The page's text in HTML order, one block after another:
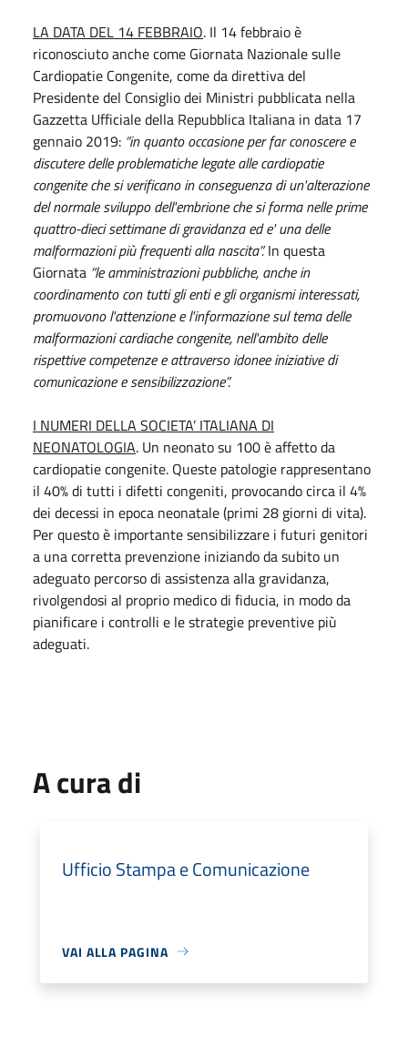
LA DATA DEL 14 FEBBRAIO. Il 14 febbraio è
riconosciuto anche come Giornata Nazionale sulle
Cardiopatie Congenite, come da direttiva del
Presidente del Consiglio dei Ministri pubblicata nella
Gazzetta Ufficiale della Repubblica Italiana in data 17
gennaio 2019: “in quanto occasione per far conoscere e
discutere delle problematiche legate alle cardiopatie
congenite che si verificano in conseguenza di un'alterazione
del normale sviluppo dell'embrione che si forma nelle prime
quattro-dieci settimane di gravidanza ed e' una delle
malformazioni più frequenti alla nascita”.In questa
Giornata “le amministrazioni pubbliche, anche in
coordinamento con tutti gli enti e gli organismi interessati,
promuovono l'attenzione e l'informazione sul tema delle
malformazioni cardiache congenite, nell'ambito delle
rispettive competenze e attraverso idonee iniziative di
comunicazione e sensibilizzazione”.
I NUMERI DELLA SOCIETA’ ITALIANA DI
NEONATOLOGIA. Un neonato su 100 è affetto da
cardiopatie congenite. Queste patologie rappresentano
il 40% di tutti i difetti congeniti, provocando circa il 4%
dei decessi in epoca neonatale (primi 28 giorni di vita).
Per questo è importante sensibilizzare i futuri genitori
a una corretta prevenzione iniziando da subito un
adeguato percorso di assistenza alla gravidanza,
rivolgendosi al proprio medico di fiducia, in modo da
pianificare i controlli e le strategie preventive più
adeguati.
A cura di
Ufficio Stampa e Comunicazione
VAI ALLA PAGINA